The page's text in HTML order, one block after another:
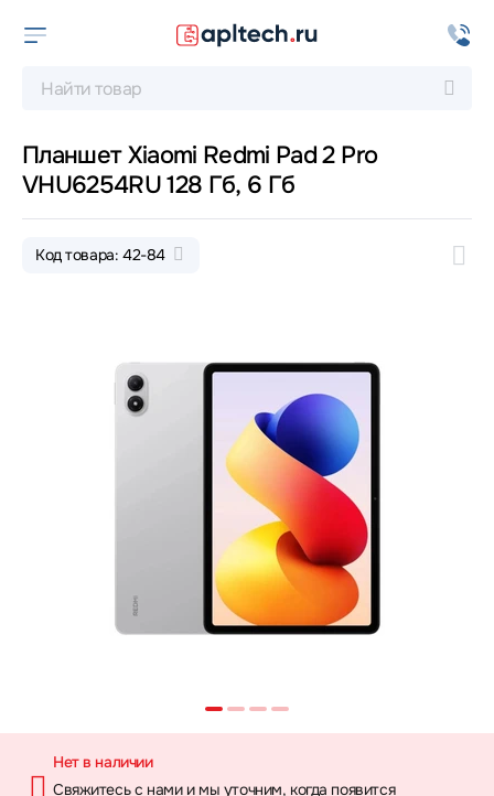
Планшет Xiaomi Redmi Pad 2 Pro
VHU6254RU 128 Гб, 6 Гб
Код товара: 42-84
Нет в наличии
Свяжитесь с нами и мы уточним, когда появится